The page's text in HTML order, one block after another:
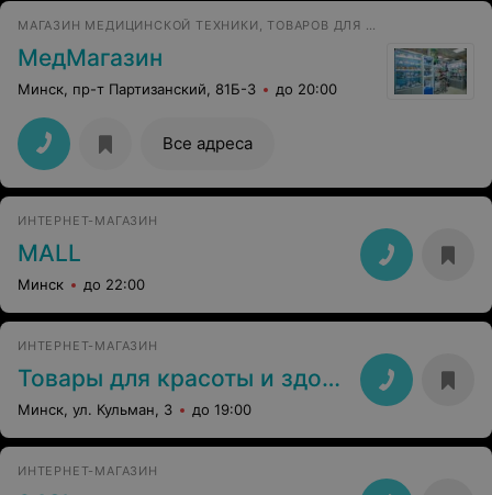
МАГАЗИН МЕДИЦИНСКОЙ ТЕХНИКИ, ТОВАРОВ ДЛЯ ЗДОРОВЬЯ И РЕАБИЛИТАЦИИ
МедМагазин
Минск, пр-т Партизанский, 81Б-3 до 20:00
Все адреса
ИНТЕРНЕТ-МАГАЗИН
MALL
Минск до 22:00
ИНТЕРНЕТ-МАГАЗИН
Товары для красоты и здоровья
Минск, ул. Кульман, 3 до 19:00
ИНТЕРНЕТ-МАГАЗИН